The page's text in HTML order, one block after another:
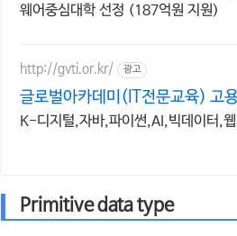
웨어중심대학 선정 (187억원 지원)
http://gvti.or.kr/ 광고
글로벌아카데미(IT전문교육) 고
K-디지털,자바,파이썬,AI,빅데이터,
Primitive data type